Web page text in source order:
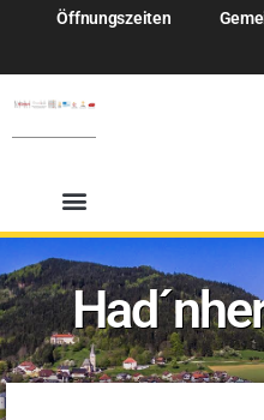
Öffnungszeiten